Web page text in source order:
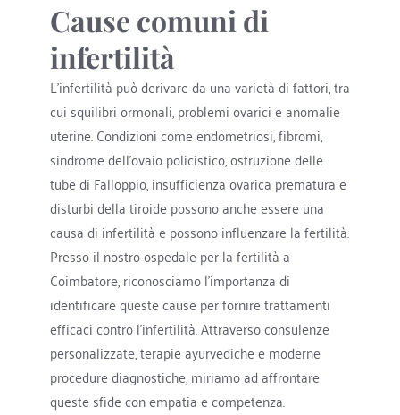
Cause comuni di
infertilità
L'infertilità può derivare da una varietà di fattori, tra
cui squilibri ormonali, problemi ovarici e anomalie
uterine. Condizioni come endometriosi, fibromi,
sindrome dell'ovaio policistico, ostruzione delle
tube di Falloppio, insufficienza ovarica prematura e
disturbi della tiroide possono anche essere una
causa di infertilità e possono influenzare la fertilità.
Presso il nostro ospedale per la fertilità a
Coimbatore, riconosciamo l'importanza di
identificare queste cause per fornire trattamenti
efficaci contro l'infertilità. Attraverso consulenze
personalizzate, terapie ayurvediche e moderne
procedure diagnostiche, miriamo ad affrontare
queste sfide con empatia e competenza.